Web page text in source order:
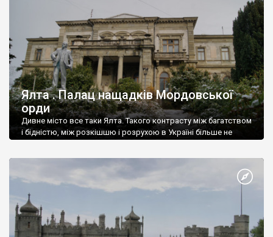
Ялта . Палац нащадків Мордовської
орди
Дивне місто все таки Ялта. Такого контрасту між багатством
і бідністю, між розкішшю і розрухою в Україні більше не